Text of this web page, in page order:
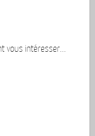
vous intéresser...